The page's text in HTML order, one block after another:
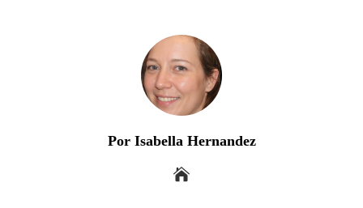
Por Isabella Hernandez